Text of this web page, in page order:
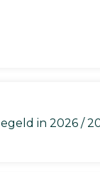
in 2026 /